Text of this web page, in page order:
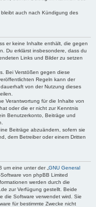
auch nach Kündigung des
er keine Inhalte enthält, die gegen
Du erklärst insbesondere, dass du
Links und Bilder zu setzen
Bei Verstößen gegen diese
Regeln kann der
von der Nutzung dieses
Verantwortung für die Inhalte von
oder die er nicht zur Kenntnis
Benutzerkonto, Beiträge und
Beiträge abzuändern, sofern sie
dem Betreiber oder einem Dritten
eine unter der „ GNU General
von phpBB Limited
werden durch die
zur Verfügung gestellt. Beide
die Software verwendet wird. Sie
für bestimmte Zwecke nicht